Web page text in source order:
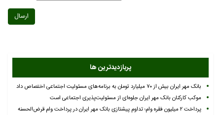
ارسال
پربازدیدترین ها
بانک مهر ایران بیش از ۷۰ میلیارد تومان به برنامه‌های مسئولیت اجتماعی اختصاص داد
موکب کارکنان بانک مهر ایران جلوه‌ای از مسئولیت‌پذیری اجتماعی است
پرداخت ۲ میلیون فقره وام؛ تداوم پیشتازی بانک مهر ایران در پرداخت وام قرض‌الحسنه